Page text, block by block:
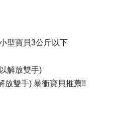
型寶貝3公斤以下
解放雙手)
放雙手) 暴衝寶貝推薦!!